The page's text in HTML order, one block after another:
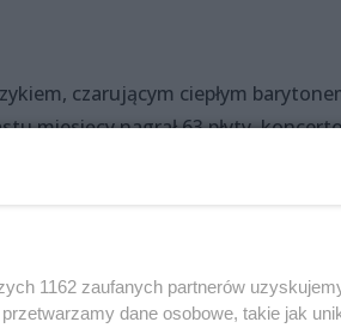
czarującym ciepłym
miesięcy nagrał 63 płyty,
przywraca pamięć o
wykonywał.
1162 zaufanych partnerów
dane osobowe, takie jak